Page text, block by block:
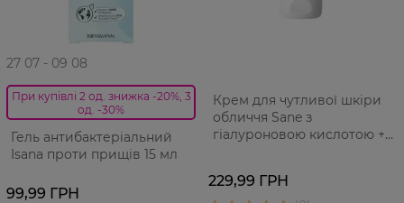
27 07 - 09 08
При купівлі 2 од. знижка -20%, 3
од. -30%
Гель антибактеріальний
Isana проти прищів 15 мл
99,99 ГРН
Крем для чутливої шкіри
обличчя Sane з
гіалуроновою кислотою +
229,99 ГРН